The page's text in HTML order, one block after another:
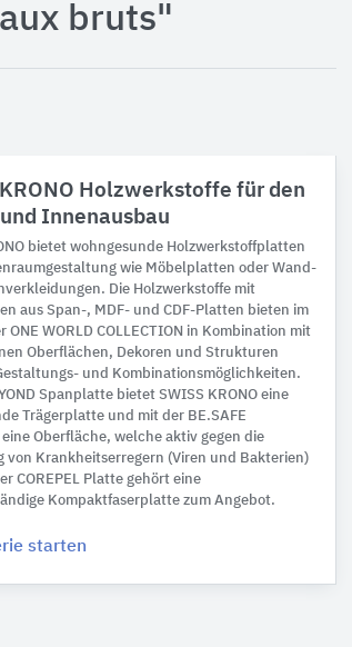
bruts"
Holzwerkstoffe für den
Innenausbau
bietet wohngesunde Holzwerkstoffplatten
wie Möbelplatten oder Wand-
Die Holzwerkstoffe mit
aus Span-, MDF- und CDF-Platten bieten im
ONE WORLD COLLECTION in Kombination mit
Oberflächen, Dekoren und Strukturen
und Kombinationsmöglichkeiten.
Spanplatte bietet SWISS KRONO eine
Trägerplatte und mit der BE.SAFE
Oberfläche, welche aktiv gegen die
von Krankheitserregern (Viren und Bakterien)
COREPEL Platte gehört eine
Kompaktfaserplatte zum Angebot.
starten